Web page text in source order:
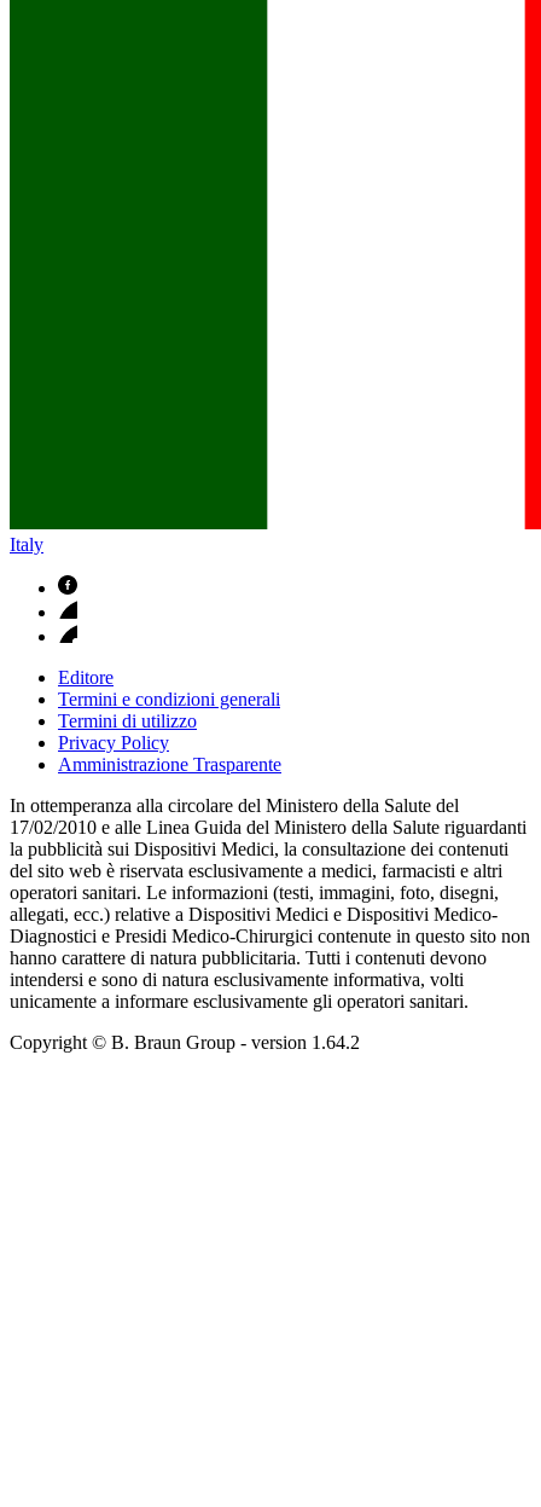
Italy
Editore
Termini e condizioni generali
Termini di utilizzo
Privacy Policy
Amministrazione Trasparente
In ottemperanza alla circolare del Ministero della Salute del
17/02/2010 e alle Linea Guida del Ministero della Salute riguardanti
la pubblicità sui Dispositivi Medici, la consultazione dei contenuti
del sito web è riservata esclusivamente a medici, farmacisti e altri
operatori sanitari. Le informazioni (testi, immagini, foto, disegni,
allegati, ecc.) relative a Dispositivi Medici e Dispositivi Medico-
Diagnostici e Presidi Medico-Chirurgici contenute in questo sito non
hanno carattere di natura pubblicitaria. Tutti i contenuti devono
intendersi e sono di natura esclusivamente informativa, volti
unicamente a informare esclusivamente gli operatori sanitari.
Copyright © B. Braun Group - version 1.64.2